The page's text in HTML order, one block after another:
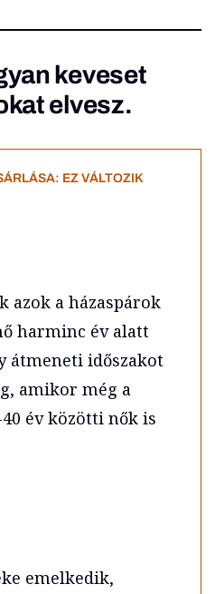
keveset
elvesz.
EZ VÁLTOZIK
azok a házaspárok
harminc év alatt
átmeneti időszakot
, amikor még a
év közötti nők is
emelkedik,